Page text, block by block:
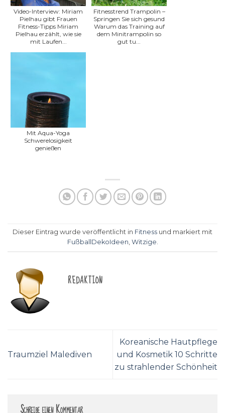
Video-Interview: Miriam
Pielhau gibt Frauen
Fitness-Tipps Miriam
Pielhau erzählt, wie sie
mit Laufen...
Fitnesstrend Trampolin –
Springen Sie sich gesund
Warum das Training auf
dem Minitrampolin so
gut tu...
Mit Aqua-Yoga
Schwerelosigkeit
genießen
Dieser Eintrag wurde veröffentlicht in Fitness und markiert mit
FußballDekoIdeen, Witzige.
REDAKTION
Traumziel Malediven
Koreanische Hautpflege
und Kosmetik 10 Schritte
zu strahlender Schönheit